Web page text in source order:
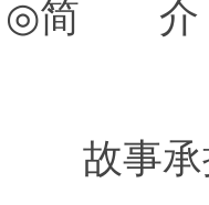
◎简
故事承